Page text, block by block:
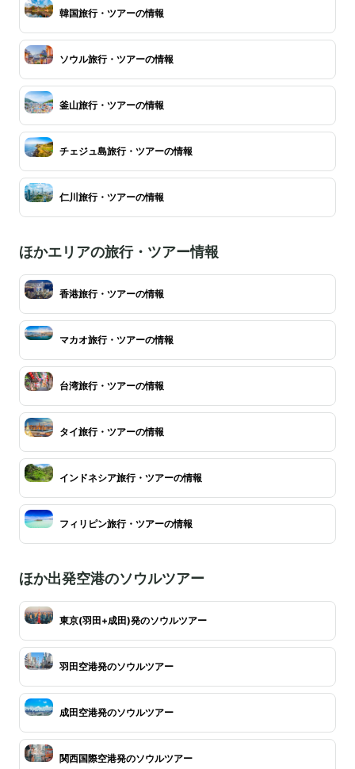
韓国旅行・ツアーの情報
ソウル旅行・ツアーの情報
釜山旅行・ツアーの情報
チェジュ島旅行・ツアーの情報
仁川旅行・ツアーの情報
ほかエリアの旅行・ツアー情報
香港旅行・ツアーの情報
マカオ旅行・ツアーの情報
台湾旅行・ツアーの情報
タイ旅行・ツアーの情報
インドネシア旅行・ツアーの情報
フィリピン旅行・ツアーの情報
ほか出発空港のソウルツアー
東京(羽田+成田)発のソウルツアー
羽田空港発のソウルツアー
成田空港発のソウルツアー
関西国際空港発のソウルツアー